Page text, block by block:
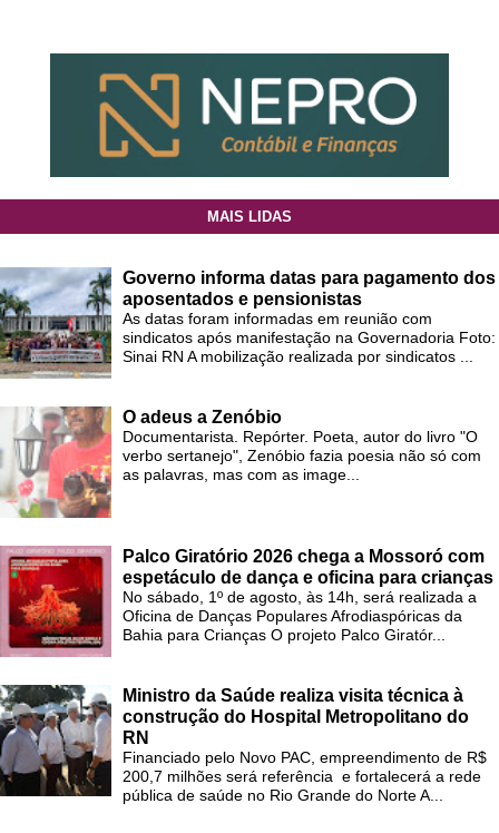
MAIS LIDAS
Governo informa datas para pagamento dos
aposentados e pensionistas
As datas foram informadas em reunião com
sindicatos após manifestação na Governadoria Foto:
Sinai RN A mobilização realizada por sindicatos ...
O adeus a Zenóbio
Documentarista. Repórter. Poeta, autor do livro "O
verbo sertanejo", Zenóbio fazia poesia não só com
as palavras, mas com as image...
Palco Giratório 2026 chega a Mossoró com
espetáculo de dança e oficina para crianças
No sábado, 1º de agosto, às 14h, será realizada a
Oficina de Danças Populares Afrodiaspóricas da
Bahia para Crianças O projeto Palco Giratór...
Ministro da Saúde realiza visita técnica à
construção do Hospital Metropolitano do
RN
Financiado pelo Novo PAC, empreendimento de R$
200,7 milhões será referência e fortalecerá a rede
pública de saúde no Rio Grande do Norte A...